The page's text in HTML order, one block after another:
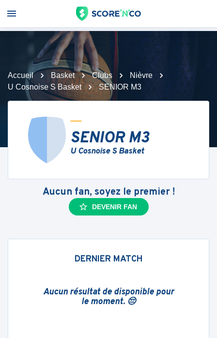
Accueil Basket Clubs
Nièvre
U Cosnoise S Basket
SENIOR M3
SENIOR M3
U Cosnoise S Basket
Aucun fan, soyez le premier !
DEVENIR FAN
DERNIER MATCH
Aucun résultat de disponible pour
le moment. 😔